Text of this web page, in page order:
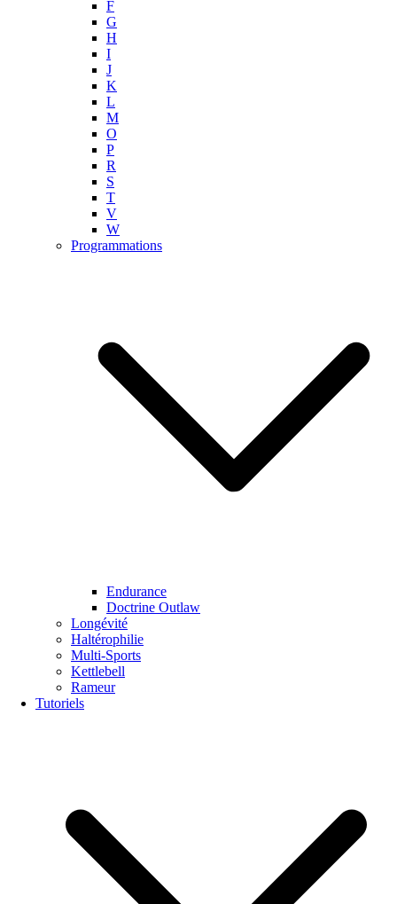
F
G
H
I
J
K
L
M
O
P
R
S
T
V
W
Programmations
Endurance
Doctrine Outlaw
Longévité
Haltérophilie
Multi-Sports
Kettlebell
Rameur
Tutoriels